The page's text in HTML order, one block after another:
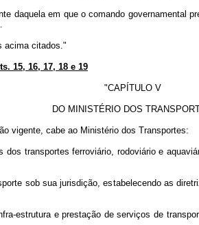
daquela em que o comando governamental
acima citados."
15, 16, 17, 18 e 19
"CAPÍTULO V
DO MINISTÉRIO DOS
vigente, cabe ao Ministério dos Transportes:
transportes ferroviário, rodoviário e
sob sua jurisdição, estabelecendo as
estrutura e prestação de serviços de